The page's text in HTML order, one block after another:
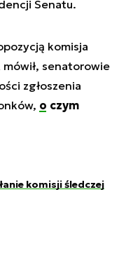
Senatu.
komisja
mówił, senatorowie
zgłoszenia
o czym
komisji śledczej